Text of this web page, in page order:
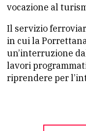
vocazione al
Il servizio
in cui la
un’interruzione
lavori
riprendere per